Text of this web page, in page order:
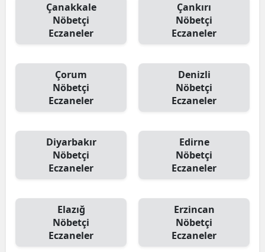
Çanakkale
Nöbetçi
Eczaneler
Çankırı
Nöbetçi
Eczaneler
Çorum
Nöbetçi
Eczaneler
Denizli
Nöbetçi
Eczaneler
Diyarbakır
Nöbetçi
Eczaneler
Edirne
Nöbetçi
Eczaneler
Elazığ
Nöbetçi
Eczaneler
Erzincan
Nöbetçi
Eczaneler